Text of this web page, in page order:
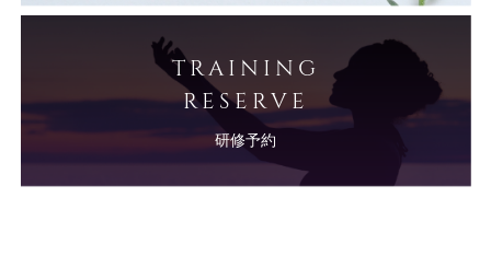
TRAINING
RESERVE
研修予約